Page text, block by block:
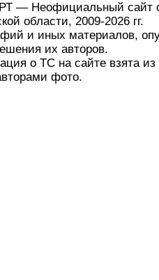
Неофициальный сайт
области, 2009-2026 гг.
и иных материалов,
их авторов.
о ТС на сайте взята из
фото.